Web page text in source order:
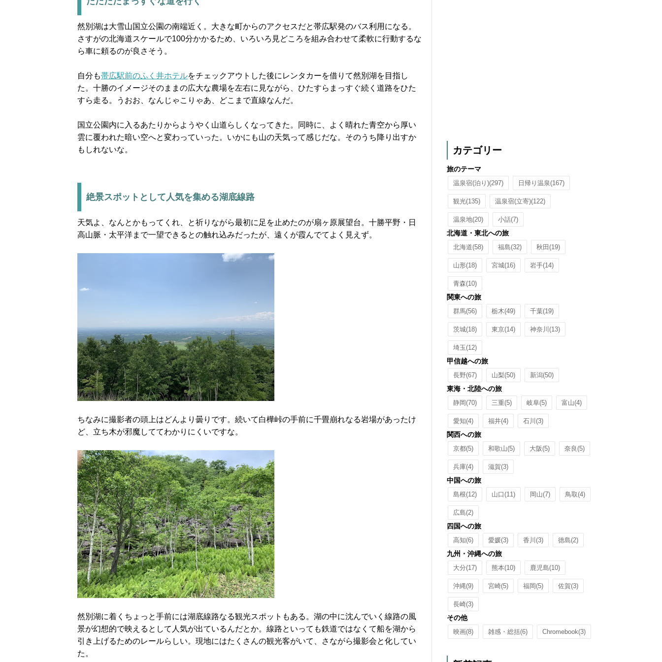
然別湖は大雪山国立公園の南端近く。大きな町からのアクセスだと帯広駅発のバス利用になる。
さすがの北海道スケールで100分かかるため、いろいろ見どころを組み合わせて柔軟に行動するな
ら車に頼るのが良さそう。
自分も帯広駅前のふく井ホテルをチェックアウトした後にレンタカーを借りて然別湖を目指し
た。十勝のイメージそのままの広大な農場を左右に見ながら、ひたすらまっすぐ続く道路をひた
すら走る。うおお、なんじゃこりゃあ、どこまで直線なんだ。
国立公園内に入るあたりからようやく山道らしくなってきた。同時に、よく晴れた青空から厚い
雲に覆われた暗い空へと変わっていった。いかにも山の天気って感じだな。そのうち降り出すか
もしれないな。
絶景スポットとして人気を集める湖底線路
天気よ、なんとかもってくれ、と祈りながら最初に足を止めたのが扇ヶ原展望台。十勝平野・日
高山脈・太平洋まで一望できるとの触れ込みだったが、遠くが霞んでてよく見えず。
ちなみに撮影者の頭上はどんより曇りです。続いて白樺峠の手前に千畳崩れなる岩場があったけ
ど、立ち木が邪魔しててわかりにくいですな。
然別湖に着くちょっと手前には湖底線路なる観光スポットもある。湖の中に沈んでいく線路の風
景が幻想的で映えるとして人気が出ているんだとか。線路といっても鉄道ではなくて船を湖から
引き上げるためのレールらしい。現地にはたくさんの観光客がいて、さながら撮影会と化してい
た。
カテゴリー
旅のテーマ
温泉宿(泊り)(297) 日帰り温泉(167)
観光(135) 温泉宿(立寄)(122)
温泉地(20) 小話(7)
北海道・東北への旅
北海道(58) 福島(32) 秋田 (19)
山形(18) 宮城(16) 岩手(14)
青森(10)
関東への旅
群馬(56) 栃木(49) 千葉(19)
茨城(18) 東京(14) 神奈川 (13)
埼玉(12)
甲信越への旅
長野(67) 山梨(50) 新潟(50)
東海・北陸への旅
静岡(70) 三重(5) 岐阜(5) 富山(4)
愛知(4) 福井(4) 石川 (3)
関西への旅
京都(5) 和歌山(5) 大阪(5) 奈良(5)
兵庫(4) 滋賀(3)
中国への旅
島根(12) 山口(11) 岡山(7) 鳥取(4)
広島(2)
四国への旅
高知(6) 愛媛(3) 香川 (3) 徳島(2)
九州・沖縄への旅
大分(17) 熊本(10) 鹿児島(10)
沖縄(9) 宮崎(5) 福岡(5) 佐賀(3)
長崎(3)
その他
映画(8) 雑感・総括(6) Chromebook(3)